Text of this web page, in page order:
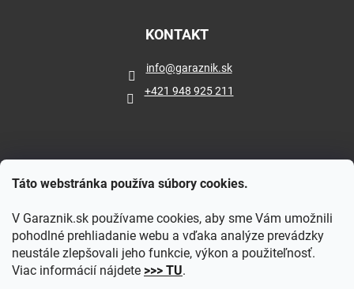
Táto webstránka používa súbory cookies.
V Garaznik.sk používame cookies, aby sme Vám umožnili
pohodlné prehliadanie webu a vďaka analýze prevádzky
neustále zlepšovali jeho funkcie, výkon a použiteľnosť.
Viac informácií nájdete >>> TU.
KONTAKT
info@garaznik.sk
+421 948 925 211